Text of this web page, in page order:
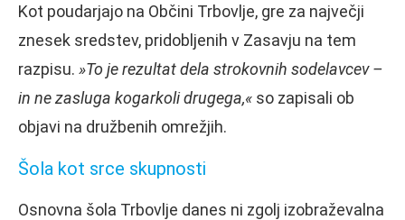
Kot poudarjajo na Občini Trbovlje, gre za največji
znesek sredstev, pridobljenih v Zasavju na tem
razpisu. »To je rezultat dela strokovnih sodelavcev –
in ne zasluga kogarkoli drugega,« so zapisali ob
objavi na družbenih omrežjih.
Šola kot srce skupnosti
Osnovna šola Trbovlje danes ni zgolj izobraževalna